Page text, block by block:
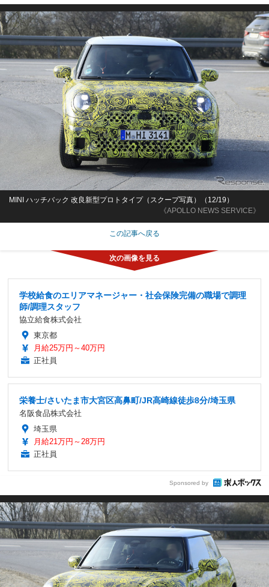
《APOLLO NEWS SERVICE》
MINI ハッチバック 改良新型プロトタイプ（スクープ写真）（12/19）
この記事へ戻る
学校給食のエリアマネージャー・社会保険完備の職場で調理
師/調理スタッフ
協立給食株式会社
東京都
月給25万円～40万円
正社員
栄養士/さいたま市大宮区高鼻町/JR高崎線徒歩8分/埼玉県
名阪食品株式会社
埼玉県
月給21万円～28万円
正社員
Sponsored by